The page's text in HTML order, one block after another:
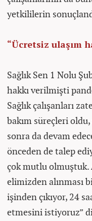
yetkililerin
“Ücretsiz ulaşım
Sağlık Sen 1 Nolu
hakkı verilmişti
Sağlık çalışanları
bakım süreçleri
sonra da devam
önceden de talep
çok mutlu olmuştuk.
elimizden alınması
işinden çıkıyor, 24
etmesini istiyoruz”